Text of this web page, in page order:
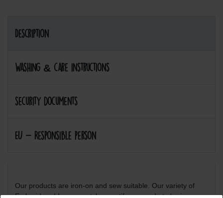
Description
Washing & care instructions
security documents
EU - Responsible person
Our products are iron-on and sew suitable. Our variety of
Embroidered Iron on patches motifs are made to be iron on